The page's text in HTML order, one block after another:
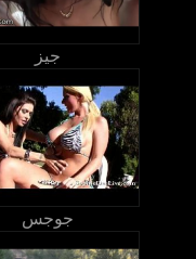
جيز
جوجس